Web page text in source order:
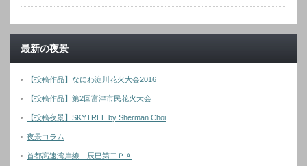
最新の夜景
【投稿作品】なにわ淀川花火大会2016
【投稿作品】第2回富津市民花火大会
【投稿夜景】SKYTREE by Sherman Choi
夜景コラム
首都高速湾岸線 辰巳第二ＰＡ